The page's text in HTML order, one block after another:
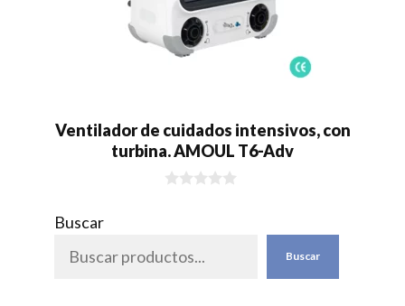
Ventilador de cuidados intensivos, con
turbina. AMOUL T6-Adv
Buscar
Buscar